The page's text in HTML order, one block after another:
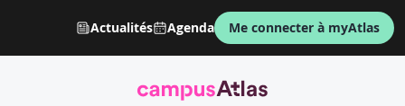
Actualités Agenda Me connecter à myAtlas